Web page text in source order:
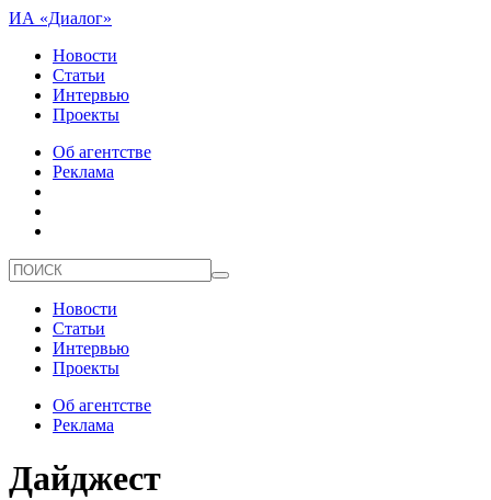
ИА «Диалог»
Новости
Статьи
Интервью
Проекты
Об агентстве
Реклама
Новости
Статьи
Интервью
Проекты
Об агентстве
Реклама
Дайджест